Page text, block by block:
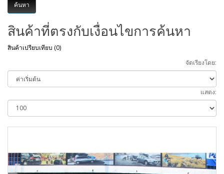
สินค้าที่ตรงกับเงื่อนไขการค้นหา
สินค้าเปรียบเทียบ (0)
จัดเรียงโดย:
แสดง: